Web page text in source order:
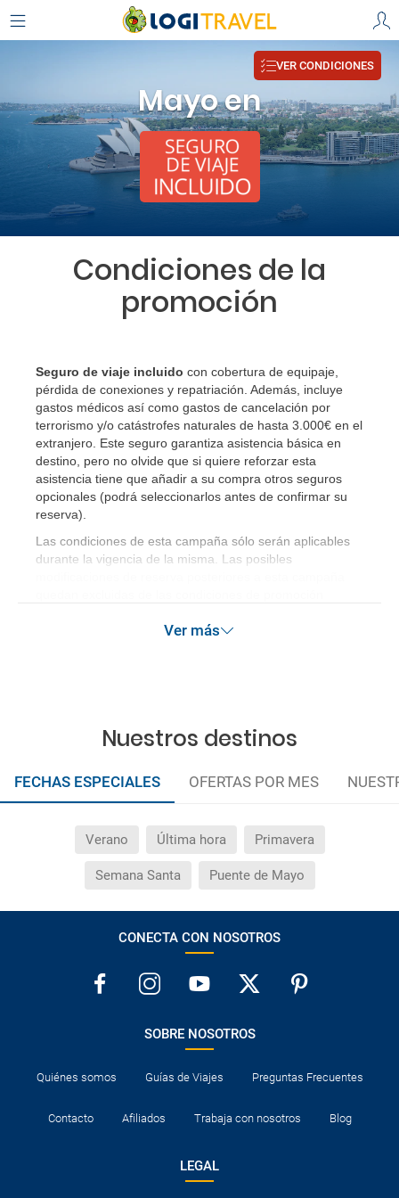
Mayo en
VER CONDICIONES
Condiciones de la
promoción
Seguro de viaje incluido con cobertura de equipaje,
pérdida de conexiones y repatriación. Además, incluye
gastos médicos así como gastos de cancelación por
terrorismo y/o catástrofes naturales de hasta 3.000€ en el
extranjero. Este seguro garantiza asistencia básica en
destino, pero no olvide que si quiere reforzar esta
asistencia tiene que añadir a su compra otros seguros
opcionales (podrá seleccionarlos antes de confirmar su
reserva)
Las condiciones de esta campaña sólo serán aplicables
durante la vigencia de la misma. Las posibles
Ver más
Nuestros destinos
FECHAS ESPECIALES OFERTAS POR MES
Verano Última hora Primavera
Semana Santa Puente de Mayo
CONECTA CON NOSOTROS
SOBRE NOSOTROS
Quiénes somos Guías de Viajes Preguntas Frecuentes
Contacto Afiliados Trabaja con nosotros Blog
LEGAL